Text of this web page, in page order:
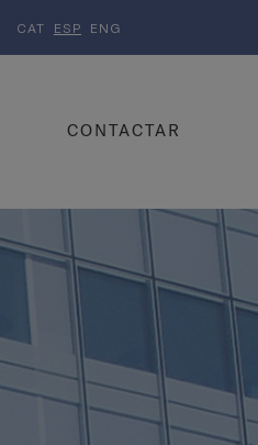
CAT ESP ENG
CONTACTAR